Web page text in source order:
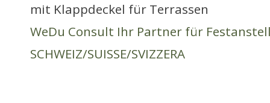
mit Klappdeckel für Terrassen
WeDu Consult Ihr Partner für
SCHWEIZ/SUISSE/SVIZZERA